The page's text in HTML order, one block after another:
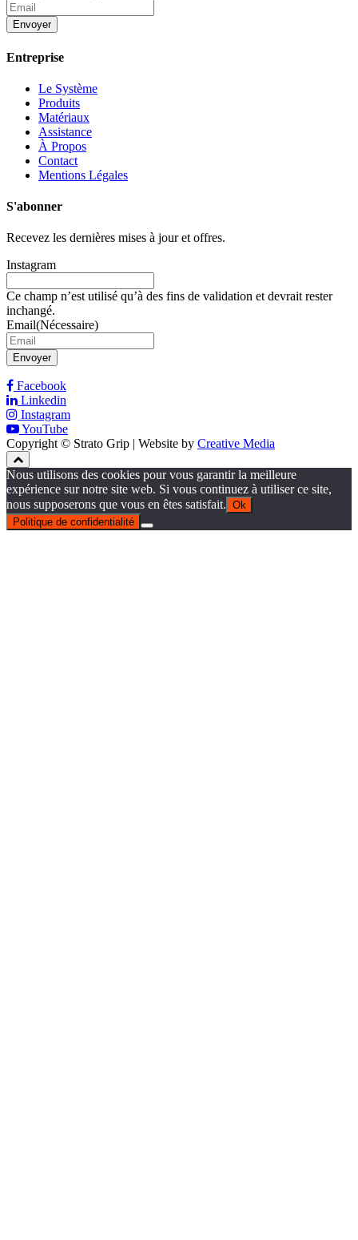
Envoyer
Entreprise
Le Système
Produits
Matériaux
Assistance
À Propos
Contact
Mentions Légales
S'abonner
Recevez les dernières mises à jour et offres.
Instagram
Ce champ n’est utilisé qu’à des fins de validation et devrait rester
inchangé.
Email(Nécessaire)
Envoyer
Facebook
Linkedin
Instagram
YouTube
Copyright © Strato Grip | Website by Creative Media
Nous utilisons des cookies pour vous garantir la meilleure
expérience sur notre site web. Si vous continuez à utiliser ce site,
nous supposerons que vous en êtes satisfait. Ok
Politique de confidentialité